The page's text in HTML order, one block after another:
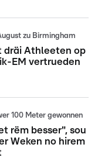
zu Birmingham
dräi Athleeten op
EM vertrueden
100 Meter gewonnen
rëm besser", sou
Weken no hirem